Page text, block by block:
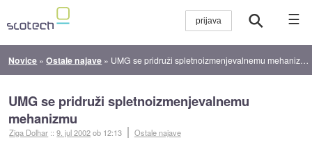
☰
Novice »Ostale najave » UMG se pridruži spletnoizmenjevalnemu mehanizmu
UMG se pridruži spletnoizmenjevalnemu
mehanizmu
Ziga Dolhar ::9. jul 2002ob 12:13 Ostale najave